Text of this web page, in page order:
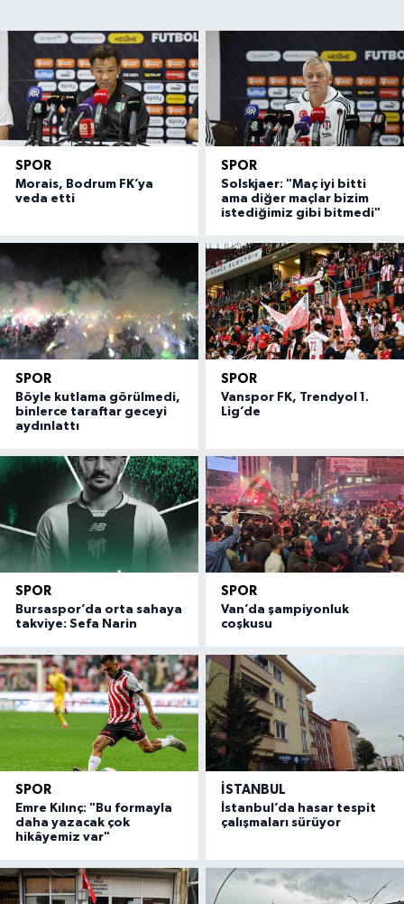
SPOR
Morais, Bodrum FK’ya
veda etti
SPOR
Solskjaer: "Maç iyi bitti
ama diğer maçlar bizim
istediğimiz gibi bitmedi"
SPOR
Böyle kutlama görülmedi,
binlerce taraftar geceyi
aydınlattı
SPOR
Vanspor FK, Trendyol 1.
Lig’de
SPOR
Bursaspor’da orta sahaya
takviye: Sefa Narin
SPOR
Van’da şampiyonluk
coşkusu
SPOR
Emre Kılınç: "Bu formayla
daha yazacak çok
hikâyemiz var"
İSTANBUL
İstanbul’da hasar tespit
çalışmaları sürüyor